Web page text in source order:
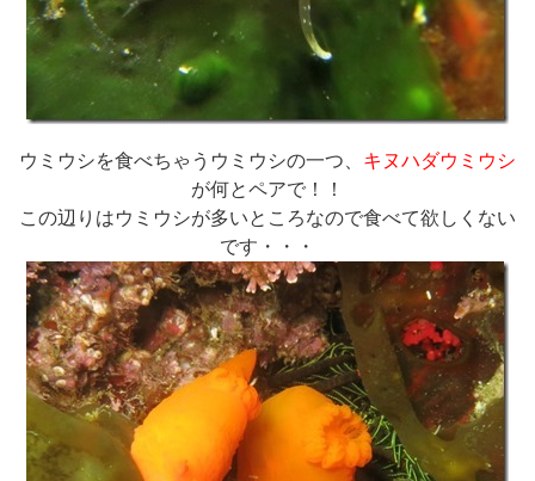
ウミウシを食べちゃうウミウシの一つ、 キヌハダウミウシ
が何とペアで！！
この辺りはウミウシが多いところなので食べて欲しくない
です・・・